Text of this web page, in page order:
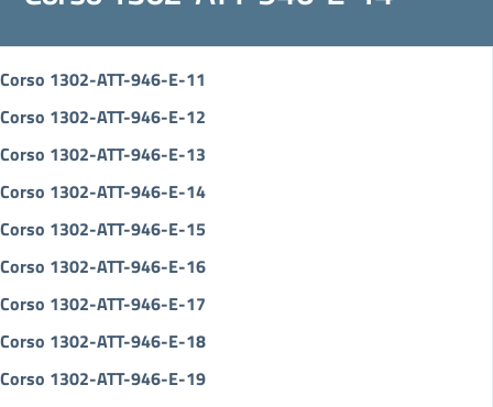
Corso 1302-ATT-946-E-11
Corso 1302-ATT-946-E-12
Corso 1302-ATT-946-E-13
Corso 1302-ATT-946-E-14
Corso 1302-ATT-946-E-15
Corso 1302-ATT-946-E-16
Corso 1302-ATT-946-E-17
Corso 1302-ATT-946-E-18
Corso 1302-ATT-946-E-19